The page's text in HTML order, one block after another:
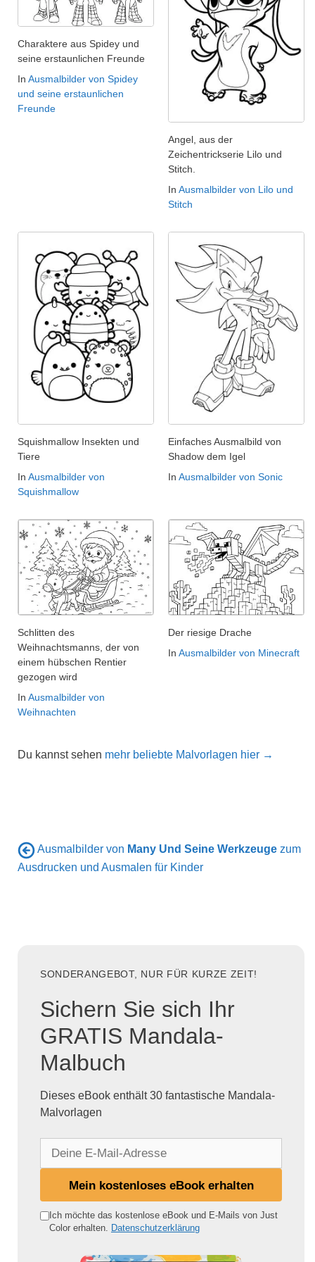
Charaktere aus Spidey und
seine erstaunlichen Freunde
In Ausmalbilder von Spidey
und seine erstaunlichen
Freunde
Angel, aus der
Zeichentrickserie Lilo und
Stitch.
In Ausmalbilder von Lilo und
Stitch
Squishmallow Insekten und
Tiere
In Ausmalbilder von
Squishmallow
Einfaches Ausmalbild von
Shadow dem Igel
In Ausmalbilder von Sonic
Schlitten des
Weihnachtsmanns, der von
einem hübschen Rentier
gezogen wird
In Ausmalbilder von
Weihnachten
Der riesige Drache
In Ausmalbilder von Minecraft
Du kannst sehen mehr beliebte Malvorlagen hier →
Ausmalbilder von Many Und Seine Werkzeuge zum
Ausdrucken und Ausmalen für Kinder
SONDERANGEBOT, NUR FÜR KURZE ZEIT!
Sichern Sie sich Ihr
GRATIS Mandala-
Malbuch
Dieses eBook enthält 30 fantastische Mandala-
Malvorlagen
e
Mein kostenloses eBook erhalten
Ich möchte das kostenlose eBook und E-Mails von Just
Color erhalten. Datenschutzerklärung